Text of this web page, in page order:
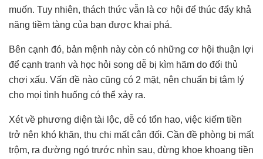
muốn. Tuy nhiên, thách thức vẫn là cơ hội để thúc đẩy khả
năng tiềm tàng của bạn được khai phá.
Bên cạnh đó, bản mệnh này còn có những cơ hội thuận lợi
để cạnh tranh và học hỏi song dễ bị kìm hãm do đối thủ
chơi xấu. Vấn đề nào cũng có 2 mặt, nên chuẩn bị tâm lý
cho mọi tình huống có thể xảy ra.
Xét về phương diện tài lộc, dễ có tổn hao, việc kiếm tiền
trở nên khó khăn, thu chi mất cân đối. Cần đề phòng bị mất
trộm, ra đường ngó trước nhìn sau, đừng khoe khoang tiền